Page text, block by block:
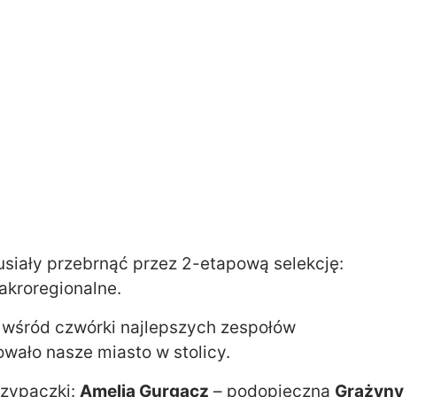
przebrnąć przez 2-etapową selekcję:
czwórki najlepszych zespołów
nasze miasto w stolicy.
Amelia Gurgacz – podopieczna Grażyny